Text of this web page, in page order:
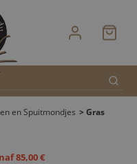
en Spuitmondjes > Gras
85,00 €